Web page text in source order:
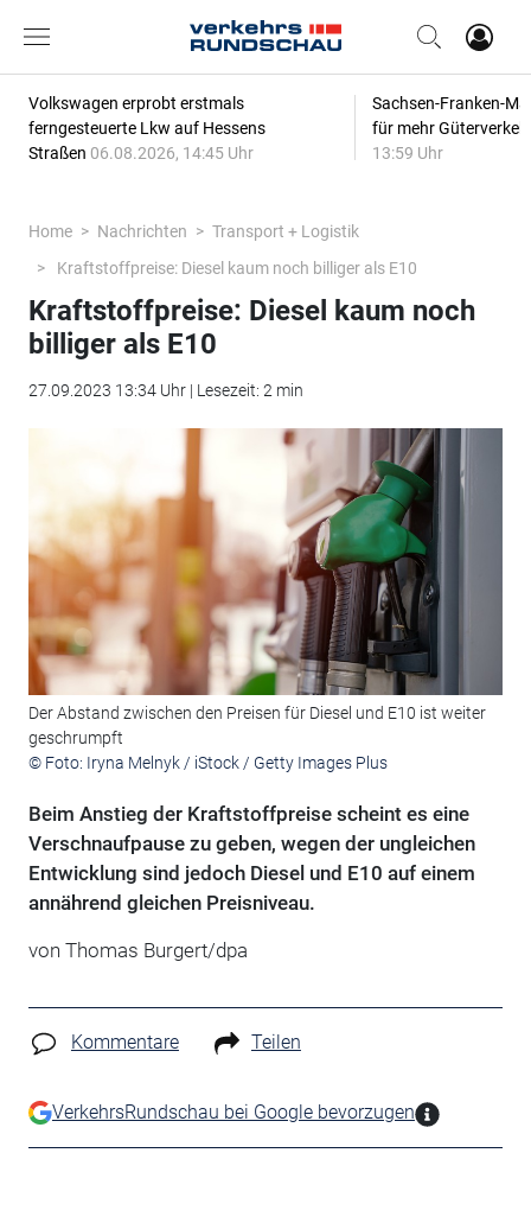
Volkswagen erprobt erstmals
ferngesteuerte Lkw auf Hessens
Straßen 06.08.2026, 14:45 Uhr
Sachsen-Franken-
für mehr
13:59 Uhr
Home Nachrichten
Transport + Logistik
Kraftstoffpreise: Diesel kaum noch billiger als E10
Kraftstoffpreise: Diesel kaum noch
billiger als E10
27.09.2023 13:34 Uhr | Lesezeit: 2 min
Der Abstand zwischen den Preisen für Diesel und E10 ist weiter
geschrumpft
© Foto: Iryna Melnyk / iStock / Getty Images Plus
Beim Anstieg der Kraftstoffpreise scheint es eine
Verschnaufpause zu geben, wegen der ungleichen
Entwicklung sind jedoch Diesel und E10 auf einem
annährend gleichen Preisniveau.
von Thomas Burgert/dpa
Kommentare Teilen
VerkehrsRundschau bei Google bevorzugen